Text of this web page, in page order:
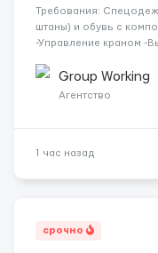
Требования:
штаны) и обувь с
-Управление краном -
инструкций по
типами кранов (моб...
Group Working
Агентство
1 час назад
срочно